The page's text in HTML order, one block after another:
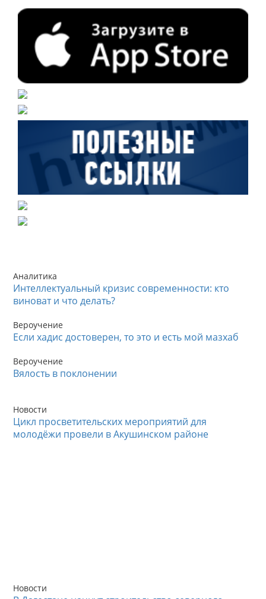
Аналитика
Интеллектуальный кризис современности: кто
виноват и что делать?
Вероучение
Если хадис достоверен, то это и есть мой мазхаб
Вероучение
Вялость в поклонении
Новости
Цикл просветительских мероприятий для
молодёжи провели в Акушинском районе
Новости